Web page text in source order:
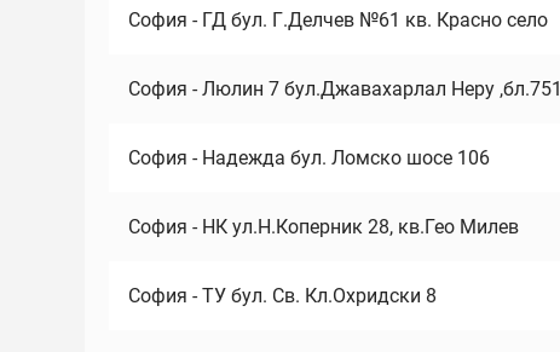
София - ГД бул. Г.Делчев №61 кв. Красно село
София - Люлин 7 бул.Джавахарлал Неру ,бл.751
София - Надежда бул. Ломско шосе 106
София - НК ул.Н.Коперник 28, кв.Гео Милев
София - ТУ бул. Св. Кл.Охридски 8